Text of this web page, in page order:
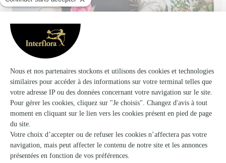
Le Bosquet Fleuri
Orange
★ ★★★ ★4.8 (186)
1, avenue Maréchal Leclerc
Voir la boutique